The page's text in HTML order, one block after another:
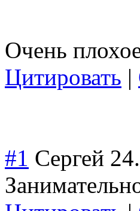
Очень
Цитировать |
#1 Сергей